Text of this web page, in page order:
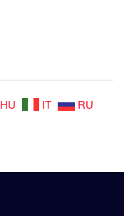
HU IT RU